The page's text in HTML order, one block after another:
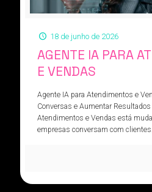
18 de junho de 2026
AGENTE IA PARA
E VENDAS
Agente IA para Atendimentos e
Conversas e Aumentar Resultados
Atendimentos e Vendas está
empresas conversam com clientes.